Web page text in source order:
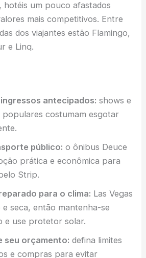
um pouco afastados
mais competitivos. Entre
dos viajantes estão Flamingo,
e Linq.
antecipados: shows e
populares costumam esgotar
público: o ônibus Deuce
prática e econômica para
Strip.
para o clima: Las Vegas
e seca, então mantenha-se
e use protetor solar.
seu orçamento: defina limites
e compras para evitar